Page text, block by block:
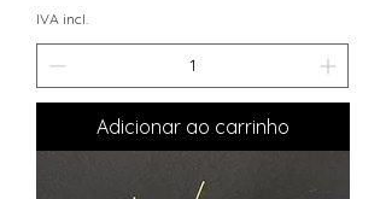
IVA incl.
Adicionar ao carrinho